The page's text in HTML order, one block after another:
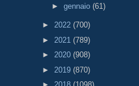
► gennaio (61)
► 2022 (700)
► 2021 (789)
► 2020 (908)
► 2019 (870)